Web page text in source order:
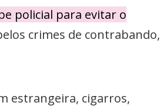
policial para evitar o
crimes de contrabando,
estrangeira, cigarros,